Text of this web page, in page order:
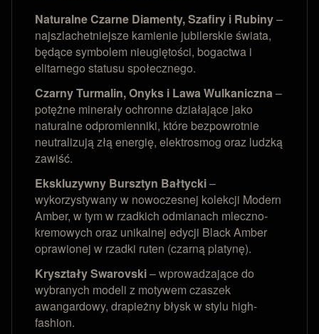
Naturalne Czarne Diamenty, Szafiry i Rubiny–
najszlachetniejsze kamienie jubilerskie świata,
będące symbolem nieugiętości, bogactwa i
elitarnego statusu społecznego.
Czarny Turmalin, Onyks i Lawa Wulkaniczna–
potężne minerały ochronne działające jako
naturalne odpromienniki, które bezpowrotnie
neutralizują złą energię, elektrosmog oraz ludzką
zawiść.
Ekskluzywny Bursztyn Bałtycki–
wykorzystywany w nowoczesnej kolekcji Modern
Amber, w tym w rzadkich odmianach mleczno-
kremowych oraz unikalnej edycji Black Amber
oprawionej w rzadki ruten (czarną platynę).
Kryształy Swarovski– wprowadzające do
wybranych modeli z motywem czaszek
awangardowy, drapieżny błysk w stylu high-
fashion.